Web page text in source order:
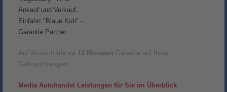
Auf Wunsch bis zu 12 Monaten Garantie auf Ihren
Gebrauchtwagen.
Media Autohandel Leistungen für Sie im Überblick